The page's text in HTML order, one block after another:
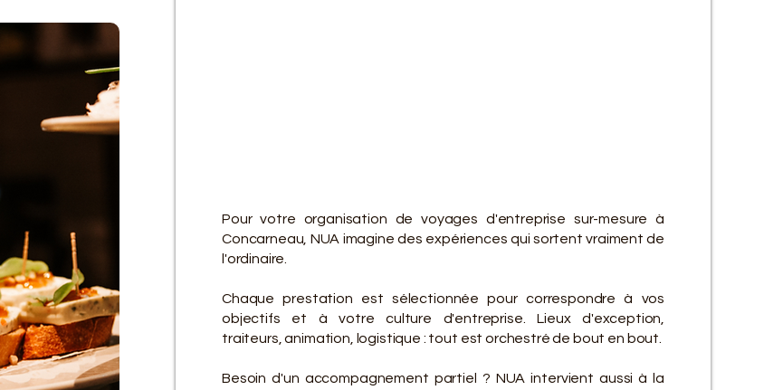
DES
DES
Pour votre organisation de voyages d'entreprise sur-mesure à
Concarneau, NUA imagine des expériences qui sortent vraiment de
l'ordinaire.
Chaque prestation est sélectionnée pour correspondre à vos
objectifs et à votre culture d'entreprise. Lieux d'exception,
traiteurs, animation, logistique : tout est orchestré de bout en bout.
Besoin d'un accompagnement partiel ? NUA intervient aussi à la